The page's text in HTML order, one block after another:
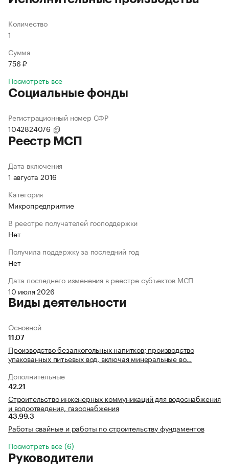
Количество
1
Сумма
756 ₽
Посмотреть все
Социальные фонды
Регистрационный номер СФР
1042824076
Реестр МСП
Дата включения
1 августа 2016
Категория
Микропредприятие
В реестре получателей господдержки
Нет
Получила поддержку за последний год
Нет
Дата последнего изменения в реестре субъектов МСП
10 июля 2026
Виды деятельности
Основной
11.07
Производство безалкогольных напитков; производство
упакованных питьевых вод, включая минеральные во…
Дополнительные
42.21
Строительство инженерных коммуникаций для водоснабжения
и водоотведения, газоснабжения
43.99.3
Работы свайные и работы по строительству фундаментов
Посмотреть все (6)
Руководители